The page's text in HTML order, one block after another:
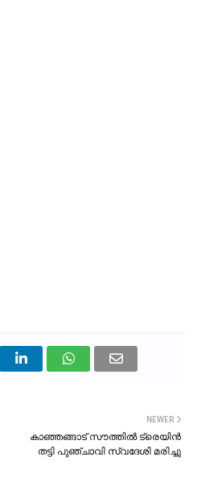
NEWER
കാഞ്ഞങ്ങാട് സൗത്തിൽ ട്രെയിൻ
തട്ടി പുഞ്ചാവി സ്വദേശി മരിച്ചു